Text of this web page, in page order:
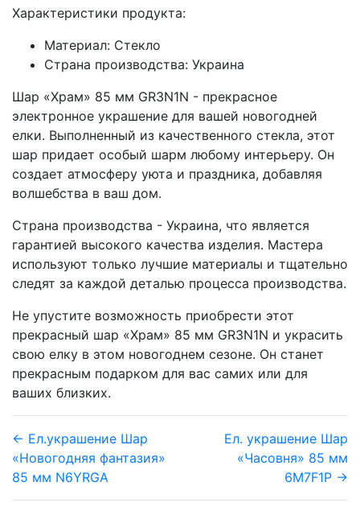
Характеристики продукта:
Материал: Стекло
Страна производства: Украина
Шар «Храм» 85 мм GR3N1N - прекрасное
электронное украшение для вашей новогодней
елки. Выполненный из качественного стекла, этот
шар придает особый шарм любому интерьеру. Он
создает атмосферу уюта и праздника, добавляя
волшебства в ваш дом.
Страна производства - Украина, что является
гарантией высокого качества изделия. Мастера
используют только лучшие материалы и тщательно
следят за каждой деталью процесса производства.
Не упустите возможность приобрести этот
прекрасный шар «Храм» 85 мм GR3N1N и украсить
свою елку в этом новогоднем сезоне. Он станет
прекрасным подарком для вас самих или для
ваших близких.
← Ел.украшение Шар
«Новогодняя фантазия»
85 мм N6YRGA
Ел. украшение Шар
«Часовня» 85 мм
6M7F1P →